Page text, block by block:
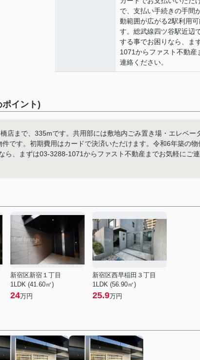
で、支払い手続きの手間
動範囲が広がる2駅利用
す。総武線四ツ谷駅近辺
する事でお困りなら、ま
1071からファスト不動産
連絡ください。
イント)
店まで、335mです。共用部には敷地内ごみ置き場・エレベー
です。初期費用はカードで決済いただけます。令和6年築の
ら、まずは03-3288-1071からファスト不動産までお気軽にご
新宿区新宿１丁目
1LDK (41.60㎡)
24万円
新宿区西早稲田３丁目
1LDK (56.90㎡)
25.9万円